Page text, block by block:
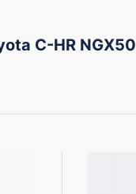
C-HR NGX50